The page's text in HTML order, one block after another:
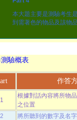
本大題主要是測驗考生
到需著色的物品及該物
驗概表
作答
1
根據對話內容將所物
之位置
2
將所聽到的數字及名